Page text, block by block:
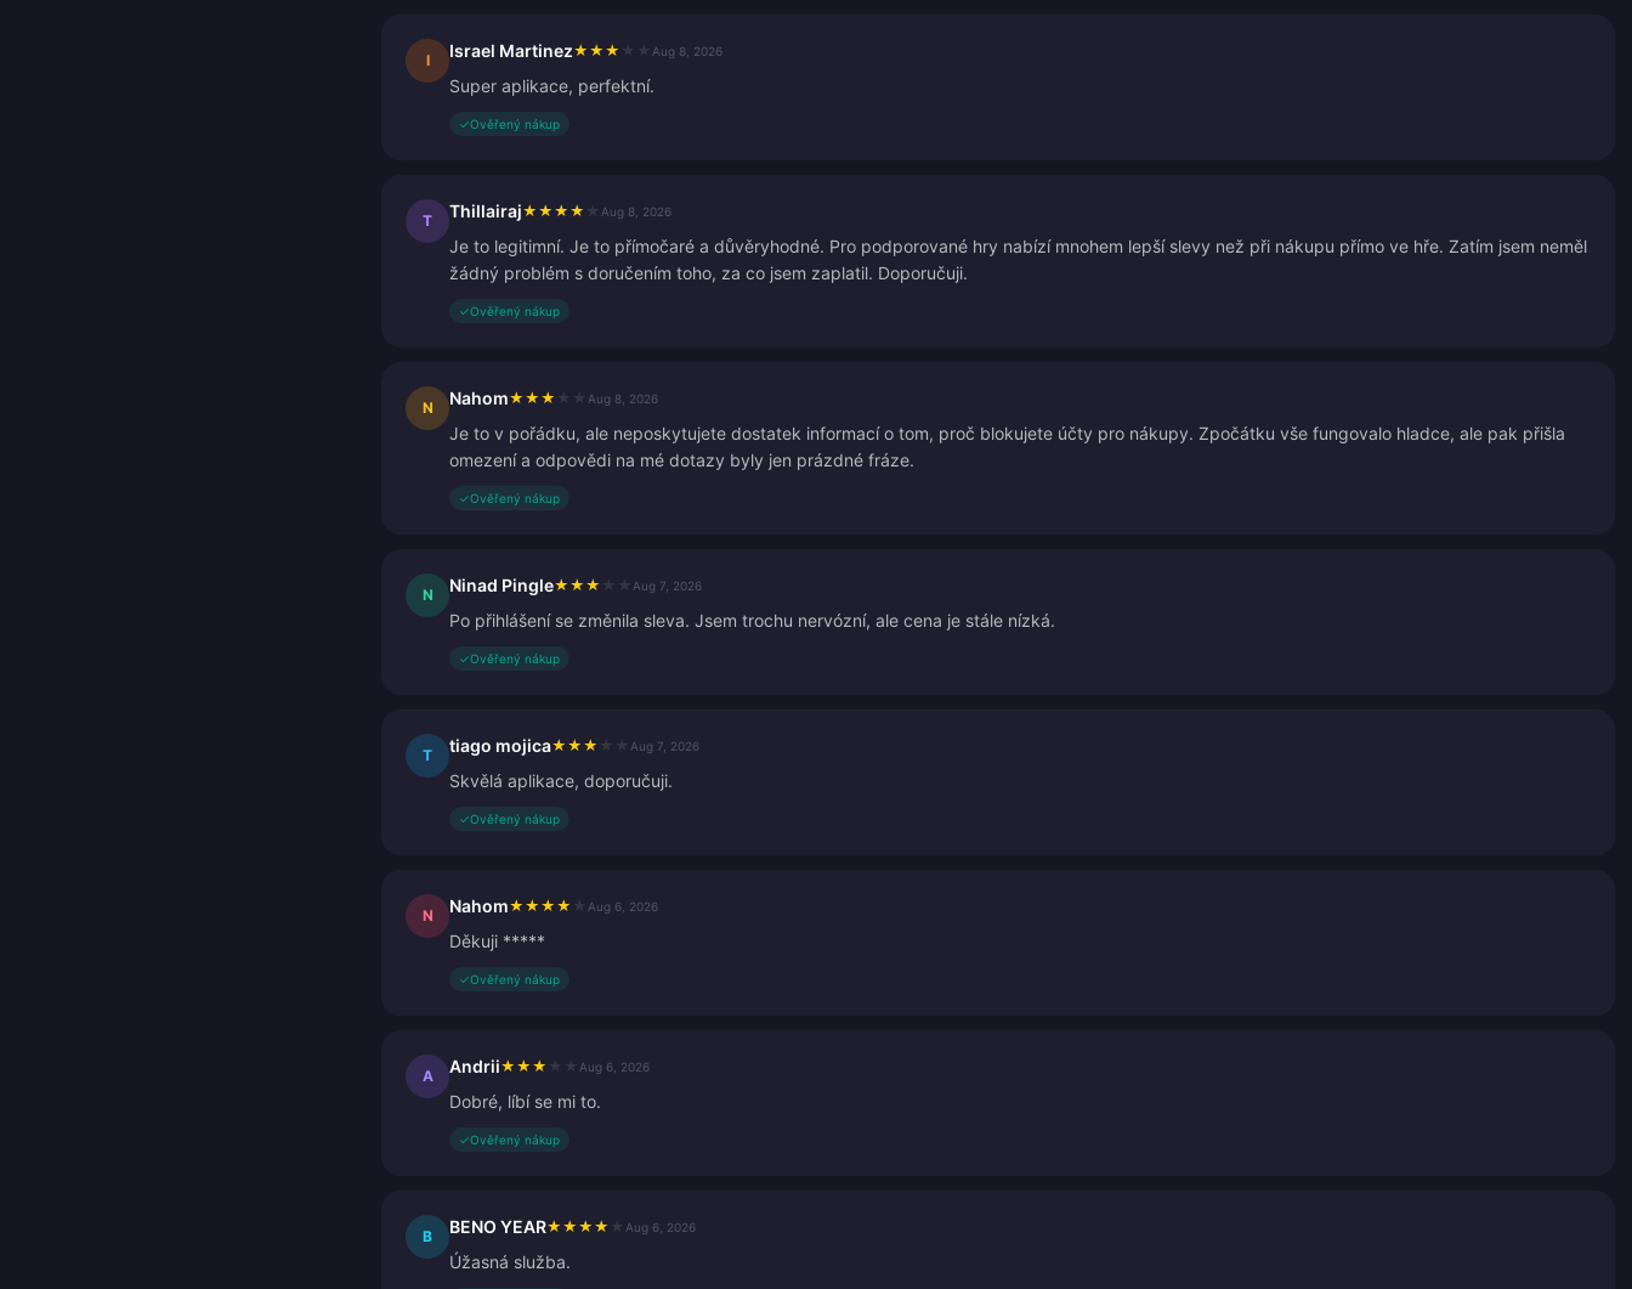
I Israel Martinez★ ★ ★ Aug 8, 2026
Super aplikace, perfektní.
✓Ověřený nákup
T Thillairaj★ ★ ★ ★ Aug 8, 2026
Je to legitimní. Je to přímočaré a důvěryhodné. Pro podporované hry nabízí mnohem lepší slevy než při nákupu přímo ve hře. Zatím jsem neměl
žádný problém s doručením toho, za co jsem zaplatil. Doporučuji.
✓Ověřený nákup
N Nahom★ ★ ★ Aug 8, 2026
Je to v pořádku, ale neposkytujete dostatek informací o tom, proč blokujete účty pro nákupy. Zpočátku vše fungovalo hladce, ale pak přišla
omezení a odpovědi na mé dotazy byly jen prázdné fráze.
✓Ověřený nákup
N Ninad Pingle★ ★ ★ Aug 7, 2026
Po přihlášení se změnila sleva. Jsem trochu nervózní, ale cena je stále nízká.
✓Ověřený nákup
T tiago mojica★ ★ ★ Aug 7, 2026
Skvělá aplikace, doporučuji.
✓Ověřený nákup
N Nahom★ ★ ★ ★ Aug 6, 2026
Děkuji *****
✓Ověřený nákup
A Andrii★ ★ ★ Aug 6, 2026
Dobré, líbí se mi to.
✓Ověřený nákup
B BENO YEAR★ ★ ★ ★ Aug 6, 2026
Úžasná služba.